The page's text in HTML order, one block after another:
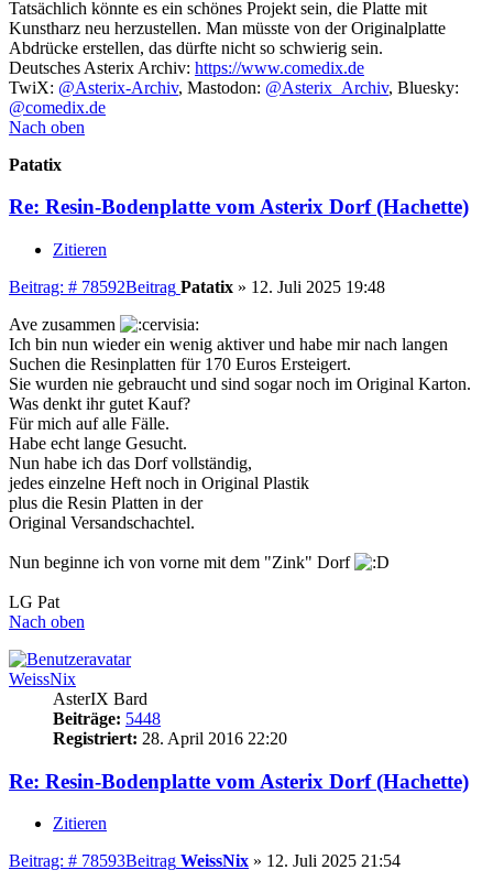
Tatsächlich könnte es ein schönes Projekt sein, die Platte mit
Kunstharz neu herzustellen. Man müsste von der Originalplatte
Abdrücke erstellen, das dürfte nicht so schwierig sein.
Deutsches Asterix Archiv: https://www.comedix.de
TwiX: @Asterix-Archiv, Mastodon: @Asterix_Archiv, Bluesky:
@comedix.de
Nach oben
Patatix
Re: Resin-Bodenplatte vom Asterix Dorf (Hachette)
Zitieren
Beitrag: # 78592Beitrag Patatix » 12. Juli 2025 19:48
Ave zusammen
Ich bin nun wieder ein wenig aktiver und habe mir nach langen
Suchen die Resinplatten für 170 Euros Ersteigert.
Sie wurden nie gebraucht und sind sogar noch im Original Karton.
Was denkt ihr gutet Kauf?
Für mich auf alle Fälle.
Habe echt lange Gesucht.
Nun habe ich das Dorf vollständig,
jedes einzelne Heft noch in Original Plastik
plus die Resin Platten in der
Original Versandschachtel.
Nun beginne ich von vorne mit dem "Zink" Dorf
LG Pat
Nach oben
WeissNix
AsterIX Bard
Beiträge: 5448
Registriert: 28. April 2016 22:20
Re: Resin-Bodenplatte vom Asterix Dorf (Hachette)
Zitieren
Beitrag: # 78593Beitrag WeissNix » 12. Juli 2025 21:54